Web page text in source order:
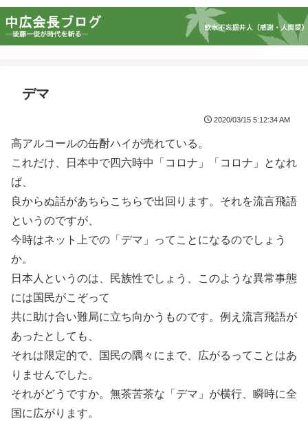
デマ
2020/03/15 5:12:34 AM
高アルコールの缶酎ハイが売れている。
これだけ、日本中で四六時中「コロナ」「コロナ」となれ
ば、
良からぬ話があちらこちらで出回ります。それを流言飛語
というのですが、
今時はネット上での「デマ」ってことになるのでしょう
か。
日本人というのは、民族性でしょう、このような異常事態
には国民がこぞって
共に助け合い難局に立ち向かうものです。例え流言飛語が
あったとしても、
それは限定的で、国民の隅々にまで、広がるってことはあ
りませんでした。
それがどうですか。無茶苦茶な「デマ」が横行、瞬時に全
国に広がります。